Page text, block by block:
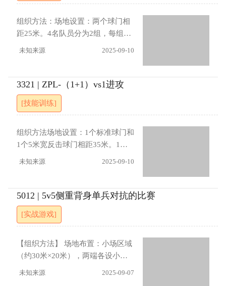
入、后套、交接配合进攻，防守队
员2v2，断球后反击小球门，完成
后，再来一轮，进攻初始队员和防
转，刚才进攻的小组轮为防守。指
移动创造传球角度。防守 ：在人数
劣势下延缓进攻，封堵射门和传球
线路，寻找反击机会。进展：（1）
初始必须进攻队员控球后，才能开
始防守、守门员开地面球、防守不
能铲球、防守队员只能在禁区外防
成进攻。（3）接应队员只能2脚触
反击参与。
组织方法：场地设置：两个球门相
距25米。4名队员分为2组，每组2
人进行2对2练习。每组1名队员在
得球，则由支援球员独自完成进攻
而不会再得到支援。指导要点进攻
：控球队员观察防守空当，果断突
破；支援队员及时移动到有利位置
接应，创造传球角度。防守 ：保持
紧凑防守阵型，封堵射门线路；防
位。进展增加时间限制：进攻方必
置：在底线上放置2个相距10米的
小球门，增加进攻选择
未知来源 2025-09-10
3321 | ZPL-（1+1）vs1进攻
[技能训练]
组织方法场地设置：1个标准球门和
1个5米宽反击球门相距35米。1名
守门员，2人1组进攻，进攻队员站
队员，接球队员运球向前与防守队
员形成1v1，另一名进攻队员跟进
接应形成2v1，但仅允许一次传球
配合。进攻队员利用接应后必须自
己完成进攻。防守队员断球后反击
小球门，完成后轮转A转B转C。指
移动创造传球角度。防守 ：在人数
未知来源 2025-09-10
5012 | 5v5侧重背身单兵对抗的比赛
[实战游戏]
【组织方法】 场地布置：小场区域
（约30米×20米），两端各设小球
门。双方各5人：守门员1名、中路
未知来源 2025-09-07